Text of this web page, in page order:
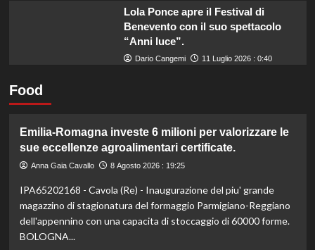
Lola Ponce apre il Festival di
Benevento con il suo spettacolo
“Anni luce”.
Dario Cangemi 11 Luglio 2026 : 0:40
Food
Emilia-Romagna investe 6 milioni per valorizzare le
sue eccellenze agroalimentari certificate.
Anna Gaia Cavallo 8 Agosto 2026 : 19:25
IPA65202168 - Cavola (Re) - Inaugurazione del piu' grande
magazzino di stagionatura del formaggio Parmigiano-Reggiano
dell'appennino con una capacita di stoccaggio di 60000 forme.
BOLOGNA...